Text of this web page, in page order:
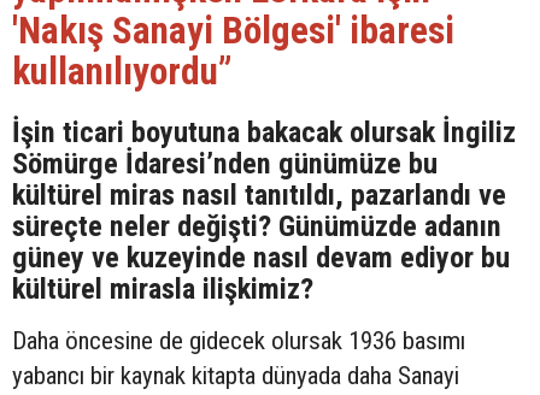
'Nakış Sanayi Bölgesi' ibaresi
kullanılıyordu”
İşin ticari boyutuna bakacak olursak İngiliz
Sömürge İdaresi’nden günümüze bu
kültürel miras nasıl tanıtıldı, pazarlandı ve
süreçte neler değişti? Günümüzde adanın
güney ve kuzeyinde nasıl devam ediyor bu
kültürel mirasla ilişkimiz?
Daha öncesine de gidecek olursak 1936 basımı
yabancı bir kaynak kitapta dünyada daha Sanayi